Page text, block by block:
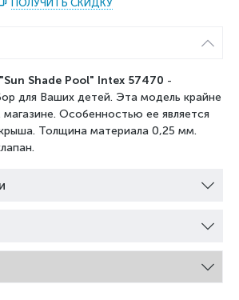
ПОЛУЧИТЬ СКИДКУ
Shade Pool" Intex 57470 -
для Ваших детей. Эта модель крайне
Особенностью ее является
Толщина материала 0,25 мм.